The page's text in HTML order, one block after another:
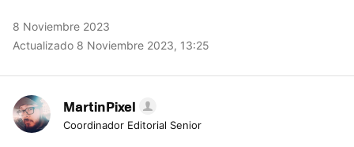
8 Noviembre 2023
Actualizado 8 Noviembre 2023, 13:25
MartinPixel
Coordinador Editorial Senior